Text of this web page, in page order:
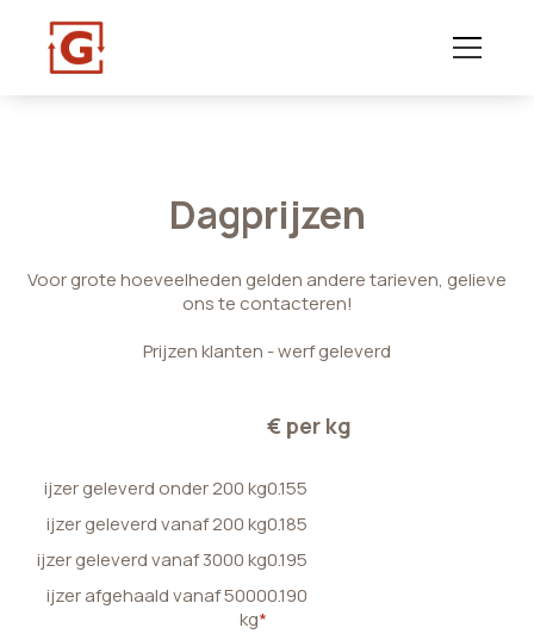
Dagprijzen
Voor grote hoeveelheden gelden andere tarieven, gelieve
ons te contacteren!
Prijzen klanten - werf geleverd
€ per kg
ijzer geleverd onder 200 kg0.155
ijzer geleverd vanaf 200 kg0.185
ijzer geleverd vanaf 3000 kg0.195
ijzer afgehaald vanaf 5000
kg*
0.190